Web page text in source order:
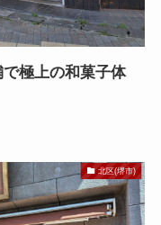
極上の和菓子体
北区(堺市)